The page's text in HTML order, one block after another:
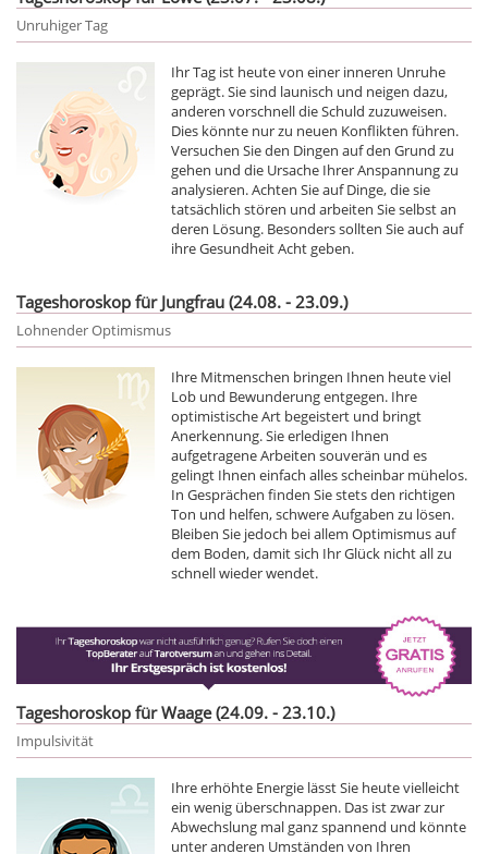
Unruhiger Tag
Ihr Tag ist heute von einer inneren Unruhe
geprägt. Sie sind launisch und neigen dazu,
anderen vorschnell die Schuld zuzuweisen.
Dies könnte nur zu neuen Konflikten führen.
Versuchen Sie den Dingen auf den Grund zu
gehen und die Ursache Ihrer Anspannung zu
analysieren. Achten Sie auf Dinge, die sie
tatsächlich stören und arbeiten Sie selbst an
deren Lösung. Besonders sollten Sie auch auf
ihre Gesundheit Acht geben.
Tageshoroskop für Jungfrau (24.08. - 23.09.)
Lohnender Optimismus
Ihre Mitmenschen bringen Ihnen heute viel
Lob und Bewunderung entgegen. Ihre
optimistische Art begeistert und bringt
Anerkennung. Sie erledigen Ihnen
aufgetragene Arbeiten souverän und es
gelingt Ihnen einfach alles scheinbar mühelos.
In Gesprächen finden Sie stets den richtigen
Ton und helfen, schwere Aufgaben zu lösen.
Bleiben Sie jedoch bei allem Optimismus auf
dem Boden, damit sich Ihr Glück nicht all zu
schnell wieder wendet.
Tageshoroskop für Waage (24.09. - 23.10.)
Impulsivität
Ihre erhöhte Energie lässt Sie heute vielleicht
ein wenig überschnappen. Das ist zwar zur
Abwechslung mal ganz spannend und könnte
unter anderen Umständen von Ihren